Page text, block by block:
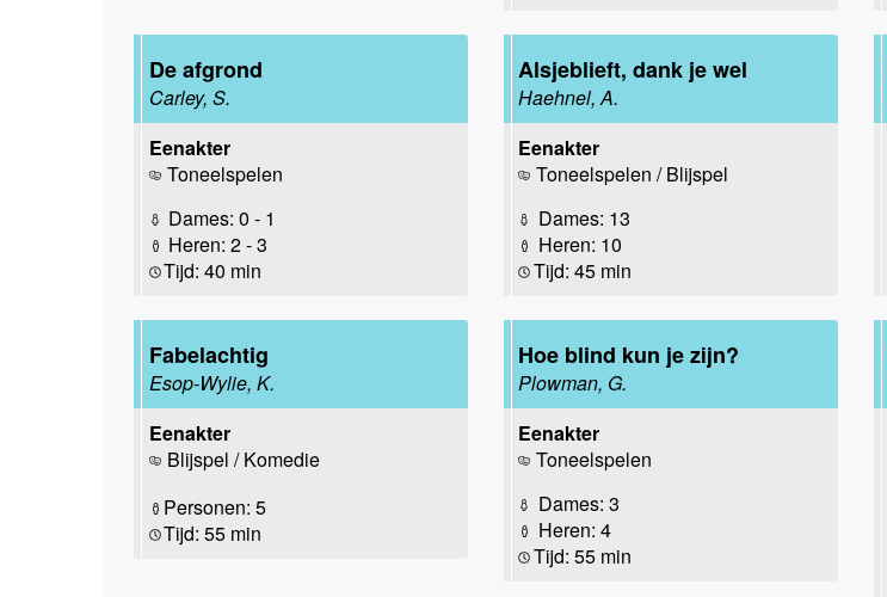
De afgrond
Carley, S.
Eenakter
Toneelspelen
Dames: 0 - 1
Heren: 2 - 3
Tijd: 40 min
Alsjeblieft, dank je wel
Haehnel, A.
Eenakter
Toneelspelen / Blijspel
Dames: 13
Heren: 10
Tijd: 45 min
Fabelachtig
Esop-Wylie, K.
Eenakter
Blijspel / Komedie
Personen: 5
Tijd: 55 min
Hoe blind kun je zijn?
Plowman, G.
Eenakter
Toneelspelen
Dames: 3
Heren: 4
Tijd: 55 min